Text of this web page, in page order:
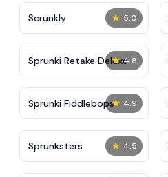
★ 5.0
Scrunkly
★ 4.8
Sprunki Retake Deluxe
★ 4.9
Sprunki Fiddlebops
★ 4.5
Sprunksters